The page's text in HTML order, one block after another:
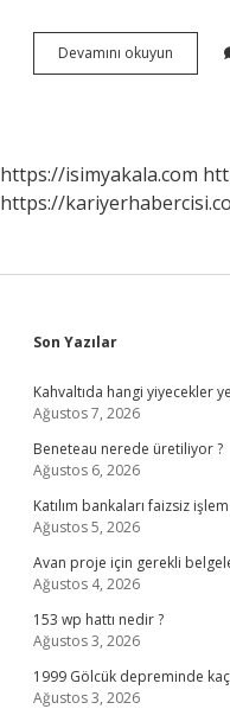
Devamını okuyun
Sahibi
https://isimyakala.com
https://
Sidebar
Son Yazılar
Kahvaltıda hangi yiyecekler
Ağustos 7, 2026
Beneteau nerede üretiliyor ?
Ağustos 6, 2026
Katılım bankaları faizsiz
Ağustos 5, 2026
Avan proje için gerekli
Ağustos 4, 2026
153 wp hattı nedir ?
Ağustos 3, 2026
1999 Gölcük depreminde
Ağustos 3, 2026